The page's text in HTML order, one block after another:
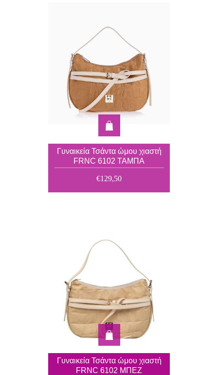
Γυναικεία Τσάντα ώμου χιαστή
FRNC 6102 ΤΑΜΠΑ
€129,50
Γυναικεία Τσάντα ώμου χιαστή
FRNC 6102 ΜΠΕΖ